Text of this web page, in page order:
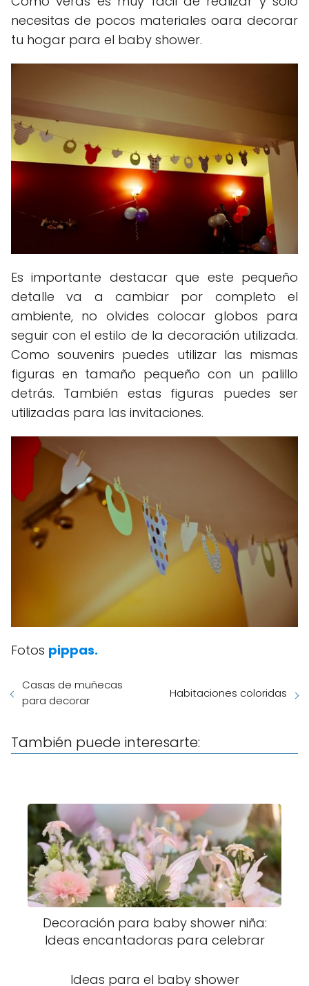
necesitas de pocos materiales oara decorar
tu hogar para el baby shower.
Es importante destacar que este pequeño
detalle va a cambiar por completo el
ambiente, no olvides colocar globos para
seguir con el estilo de la decoración utilizada.
Como souvenirs puedes utilizar las mismas
figuras en tamaño pequeño con un palillo
detrás. También estas figuras puedes ser
utilizadas para las invitaciones.
Fotos pippas.
Casas de muñecas
para decorar
Habitaciones coloridas
También puede interesarte:
Decoración para baby shower niña:
Ideas encantadoras para celebrar
Ideas para el baby shower